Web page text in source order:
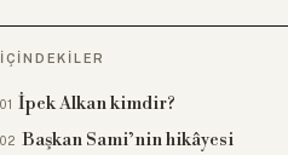
İÇINDEKILER
İpek Alkan kimdir?
Başkan Sami’nin hikâyesi